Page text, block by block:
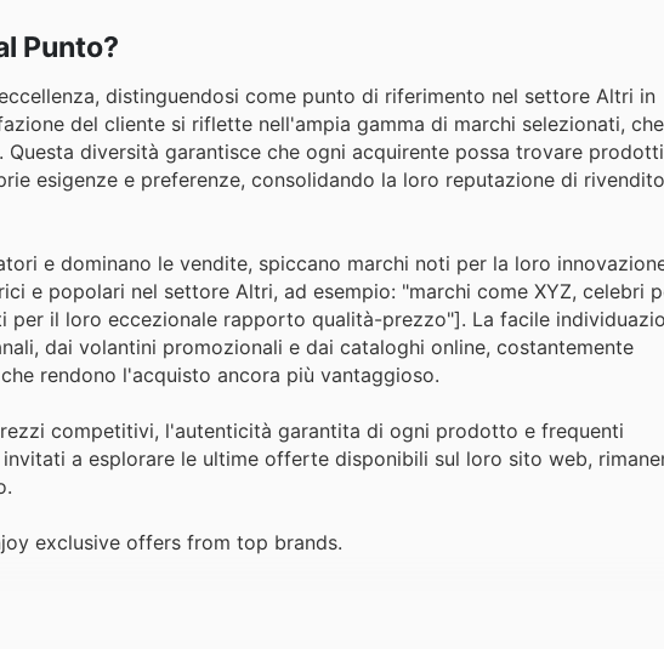
Punto?
distinguendosi come punto di riferimento nel settore Altri in
del cliente si riflette nell'ampia gamma di marchi selezionati, che
diversità garantisce che ogni acquirente possa trovare prodotti
esigenze e preferenze, consolidando la loro reputazione di
e dominano le vendite, spiccano marchi noti per la loro
e popolari nel settore Altri, ad esempio: "marchi come XYZ, celebri
per il loro eccezionale rapporto qualità-prezzo"]. La facile
dai volantini promozionali e dai cataloghi online, costantemente
rendono l'acquisto ancora più vantaggioso.
competitivi, l'autenticità garantita di ogni prodotto e frequenti
a esplorare le ultime offerte disponibili sul loro sito web,
exclusive offers from top brands.